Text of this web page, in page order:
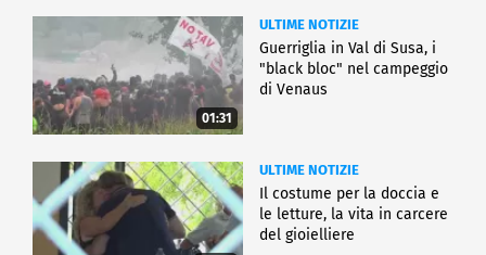
01:31
ULTIME NOTIZIE
Guerriglia in Val di Susa, i
"black bloc" nel campeggio
di Venaus
ULTIME NOTIZIE
Il costume per la doccia e
le letture, la vita in carcere
del gioielliere